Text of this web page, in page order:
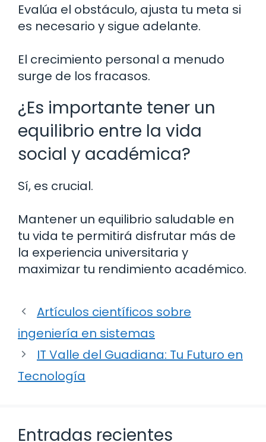
Evalúa el obstáculo, ajusta tu meta si
es necesario y sigue adelante.
El crecimiento personal a menudo
surge de los fracasos.
¿Es importante tener un
equilibrio entre la vida
social y académica?
Sí, es crucial.
Mantener un equilibrio saludable en
tu vida te permitirá disfrutar más de
la experiencia universitaria y
maximizar tu rendimiento académico.
Artículos científicos sobre
ingeniería en sistemas
IT Valle del Guadiana: Tu Futuro en
Tecnología
Entradas recientes